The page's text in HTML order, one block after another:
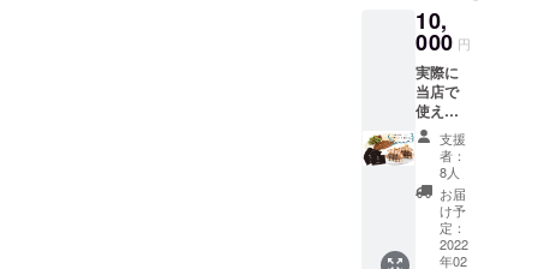
け渡し
方法：2
月中に
郵送に
てお渡
しいた
しま
す。
10,
000 円
実際に
当店で
使える
ロイヤ
ルス
テーキ
お食事
（1100
0円分）
・有効
支援
者：
8人
お届
け予
定：
2022
年02